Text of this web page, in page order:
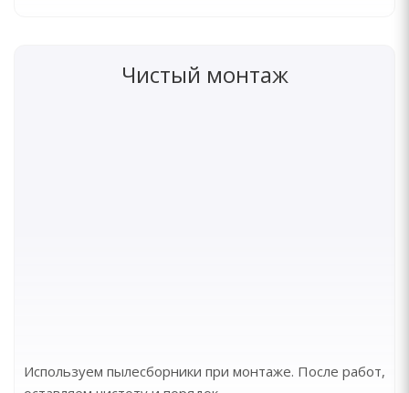
Чистый монтаж
Используем пылесборники при монтаже. После работ,